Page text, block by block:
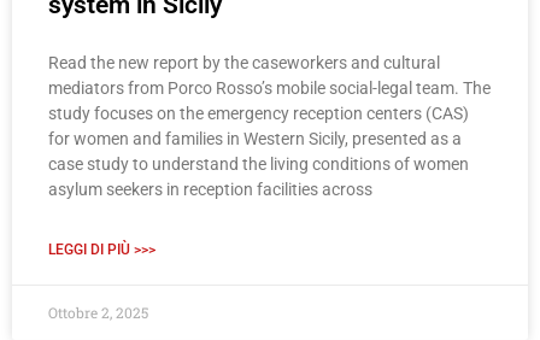
Read the new report by the caseworkers and cultural
mediators from Porco Rosso’s mobile social-legal team. The
study focuses on the emergency reception centers (CAS)
for women and families in Western Sicily, presented as a
case study to understand the living conditions of women
asylum seekers in reception facilities across
LEGGI DI PIÙ >>>
Ottobre 2, 2025